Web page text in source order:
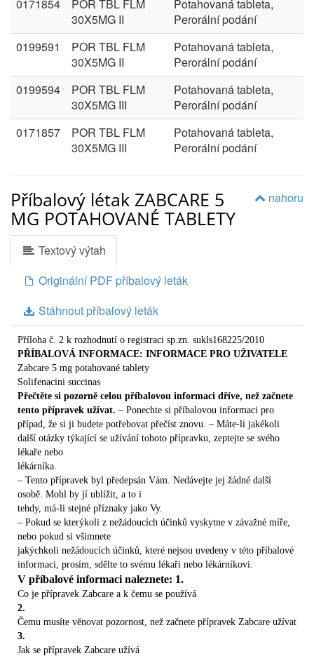
0171854
POR TBL FLM
30X5MG II
Potahovaná tableta,
Perorální podání
0199591
POR TBL FLM
30X5MG II
Potahovaná tableta,
Perorální podání
0199594
POR TBL FLM
30X5MG III
Potahovaná tableta,
Perorální podání
0171857
POR TBL FLM
30X5MG III
Potahovaná tableta,
Perorální podání
nahoru
Příbalový létak ZABCARE 5
MG POTAHOVANÉ TABLETY
Textový výtah
Originální PDF příbalový leták
Stáhnout příbalový leták
Příloha č. 2 k rozhodnutí o registraci sp.zn. sukls168225/2010
PŘÍBALOVÁ INFORMACE: INFORMACE PRO UŽIVATELE
Zabcare 5 mg potahované tablety
Solifenacini succinas
Přečtěte si pozorně celou příbalovou informaci dříve, než začnete
tento přípravek užívat. – Ponechte si příbalovou informaci pro
případ, že si ji budete potřebovat přečíst znovu. – Máte-li jakékoli
další otázky týkající se užívání tohoto přípravku, zeptejte se svého
lékaře nebo
lékárníka.
– Tento přípravek byl předepsán Vám. Nedávejte jej žádné další
osobě. Mohl by jí ublížit, a to i
tehdy, má-li stejné příznaky jako Vy.
– Pokud se kterýkoli z nežádoucích účinků vyskytne v závažné míře,
nebo pokud si všimnete
jakýchkoli nežádoucích účinků, které nejsou uvedeny v této příbalové
informaci, prosím, sdělte to svému lékaři nebo lékárníkovi.
V příbalové informaci naleznete: 1.
Co je přípravek Zabcare a k čemu se používá
2.
Čemu musíte věnovat pozornost, než začnete přípravek Zabcare užívat
3.
Jak se přípravek Zabcare užívá